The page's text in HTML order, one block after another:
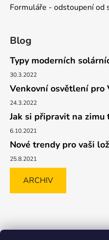
Formuláře - odstoupení od
Blog
Typy moderních
30.3.2022
Venkovní osvětlení pro
24.3.2022
Jak si připravit na
6.10.2021
Nové trendy pro vaši
25.8.2021
ARCHIV